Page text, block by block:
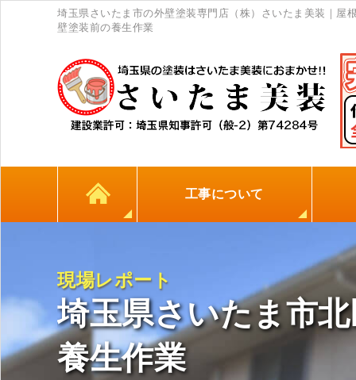
埼玉県さいたま市の外壁塗装専門店（株）さいたま美装｜屋
壁塗装前の養生作業
工事について
地
現場レポート
埼玉県さいたま市
養生作業